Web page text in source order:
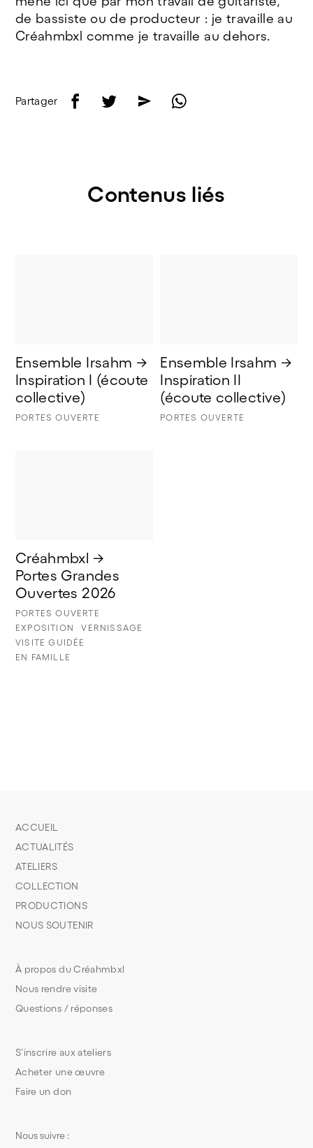
de bassiste ou de producteur : je travaille au
Créahmbxl comme je travaille au dehors.
Partager f t e w
Contenus liés
Ensemble Irsahm →
Inspiration I (écoute
collective)
PORTES OUVERTE
Ensemble Irsahm →
Inspiration II
(écoute collective)
PORTES OUVERTE
Créahmbxl →
Portes Grandes
Ouvertes 2026
PORTES OUVERTE
EXPOSITION
VERNISSAGE
VISITE GUIDÉE
EN FAMILLE
S’inscrire aux ateliers
Acheter une œuvre
Faire un don
À propos du Créahmbxl
Nous rendre visite
Questions / réponses
ACCUEIL
ACTUALITÉS
ATELIERS
COLLECTION
PRODUCTIONS
NOUS SOUTENIR
Nous suivre :